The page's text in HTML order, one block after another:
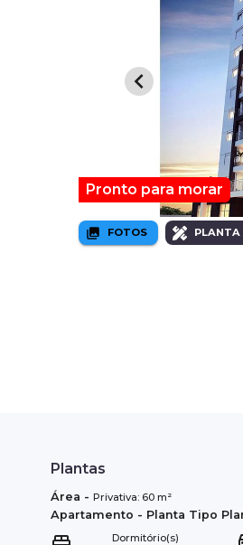
FOTOS PLANTA
Pronto para morar
Plantas
Área - Privativa: 60 m²
Apartamento - Planta Tipo
Dormitório(s)